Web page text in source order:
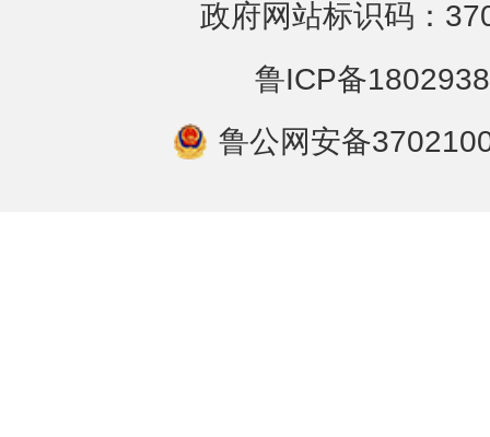
政府网站标识码：
鲁ICP备
鲁公网安备